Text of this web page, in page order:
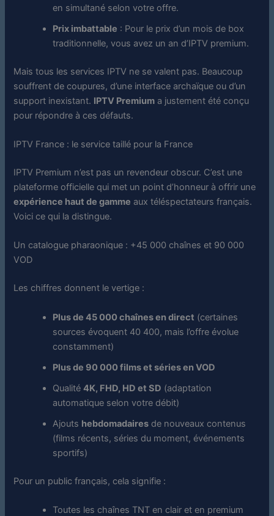
en simultané selon votre offre.
Prix imbattable : Pour le prix d’un mois de box
traditionnelle, vous avez un an d’IPTV premium.
Mais tous les services IPTV ne se valent pas. Beaucoup
souffrent de coupures, d’une interface archaïque ou d’un
support inexistant. IPTV Premium a justement été conçu
pour répondre à ces défauts.
IPTV France : le service taillé pour la France
IPTV Premium n’est pas un revendeur obscur. C’est une
plateforme officielle qui met un point d’honneur à offrir une
expérience haut de gamme aux téléspectateurs français.
Voici ce qui la distingue.
Un catalogue pharaonique : +45 000 chaînes et 90 000
VOD
Les chiffres donnent le vertige :
Plus de 45 000 chaînes en direct (certaines
sources évoquent 40 400, mais l’offre évolue
constamment)
Plus de 90 000 films et séries en VOD
Qualité4K, FHD, HD et SD (adaptation
automatique selon votre débit)
Ajouts hebdomadaires de nouveaux contenus
(films récents, séries du moment, événements
sportifs)
Pour un public français, cela signifie :
Toutes les chaînes TNT en clair et en premium